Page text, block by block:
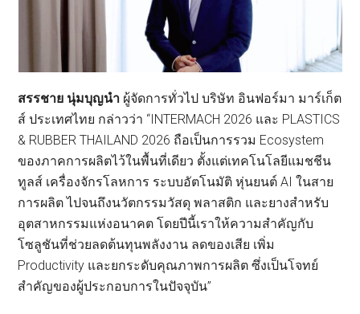
สรรชาย นุ่มบุญนำ ผู้จัดการทั่วไป บริษัท อินฟอร์มา มาร์เก็ต
ส์ ประเทศไทย กล่าวว่า “INTERMACH 2026 และ PLASTICS
& RUBBER THAILAND 2026 ถือเป็นการรวม Ecosystem
ของภาคการผลิตไว้ในพื้นที่เดียว ตั้งแต่เทคโนโลยีแมชชีน
ทูลส์ เครื่องจักรโลหการ ระบบอัตโนมัติ หุ่นยนต์ AI ในสาย
การผลิต ไปจนถึงนวัตกรรมวัสดุ พลาสติก และยางสำหรับ
อุตสาหกรรมแห่งอนาคต โดยปีนี้เราให้ความสำคัญกับ
โซลูชันที่ช่วยลดต้นทุนพลังงาน ลดของเสีย เพิ่ม
Productivity และยกระดับคุณภาพการผลิต ซึ่งเป็นโจทย์
สำคัญของผู้ประกอบการในปัจจุบัน”